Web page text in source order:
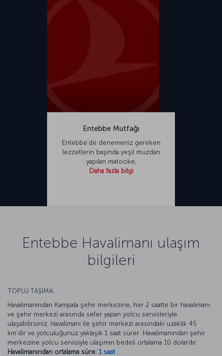
Entebbe Mutfağı
Entebbe’de denemeniz gereken
lezzetlerin başında yeşil muzdan
yapılan matooke,
Daha fazla bilgi
Entebbe Havalimanı ulaşım
bilgileri
TOPLU TAŞIMA:
Havalimanından Kampala şehir merkezine, her 2 saatte bir havalimanı
ve şehir merkezi arasında sefer yapan yolcu servisleriyle
ulaşabilirsiniz. Havalimanı ile şehir merkezi arasındaki uzaklık 45
km’dir ve yolculuğunuz yaklaşık 1 saat sürer. Havalimanından şehir
merkezine yolcu servisiyle ulaşımın bedeli ortalama 10 dolardır.
Havalimanından ortalama süre: 1 saat